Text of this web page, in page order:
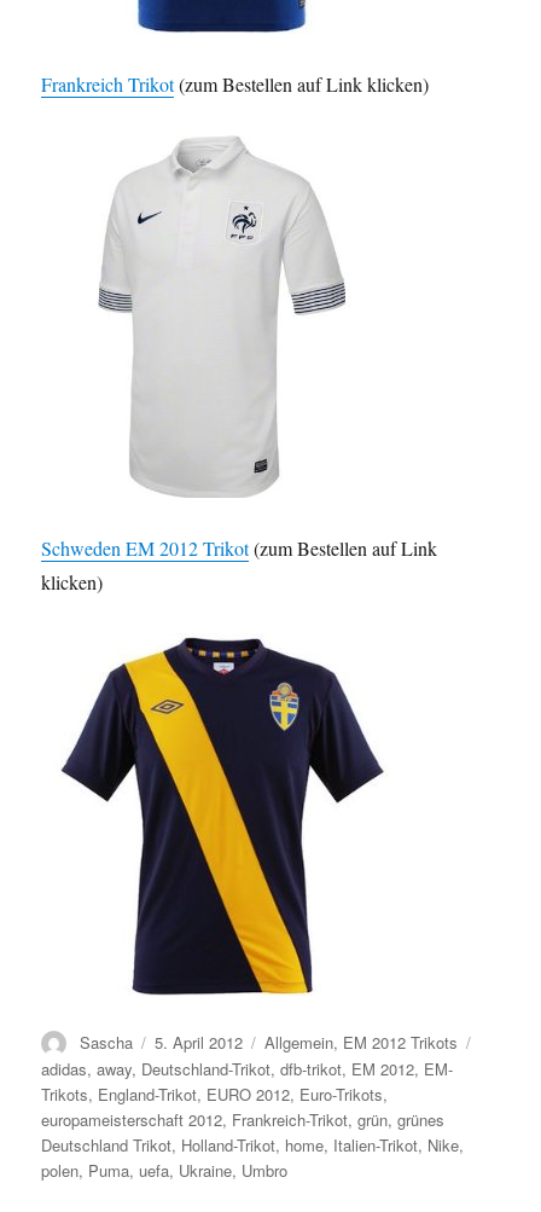
Frankreich Trikot(zum Bestellen auf Link klicken)
Schweden EM 2012 Trikot(zum Bestellen auf Link
klicken)
Autor
Sascha
Veröffentlicht
am
5. April 2012 Kategorien
Allgemein, EM 2012 Trikots
adidas,away, Deutschland-Trikot,dfb-trikot, EM 2012, EM-
Trikots, England-Trikot, EURO 2012, Euro-Trikots,
europameisterschaft 2012, Frankreich-Trikot,grün,grünes
Deutschland Trikot, Holland-Trikot, home, Italien-Trikot, Nike,
polen, Puma, uefa, Ukraine, Umbro